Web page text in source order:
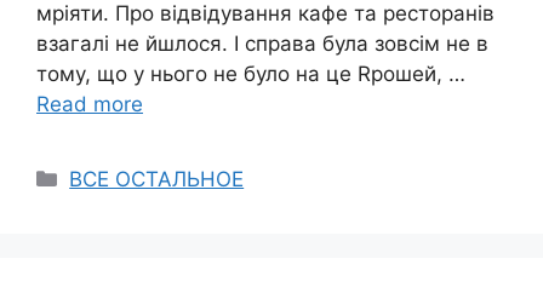
мріяти. Про відвідування кафе та ресторанів
взагалі не йшлося. І справа була зовсім не в
тому, що у нього не було на це Rрошей, …
Read more
Categories
ВСЕ ОСТАЛЬНОЕ